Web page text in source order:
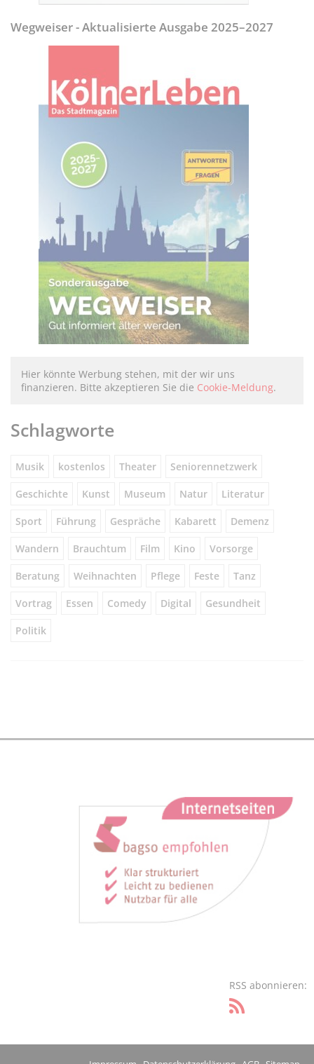
Wegweiser - Aktualisierte Ausgabe 2025–2027
Hier könnte Werbung stehen, mit der wir uns
finanzieren. Bitte akzeptieren Sie die Cookie-Meldung.
Schlagworte
Musik kostenlos Theater Seniorennetzwerk
Geschichte Kunst Museum Natur Literatur
Sport Führung Gespräche Kabarett Demenz
Wandern Brauchtum Film Kino Vorsorge
Beratung Weihnachten Pflege Feste Tanz
Vortrag Essen Comedy Digital Gesundheit
Politik
RSS abonnieren: